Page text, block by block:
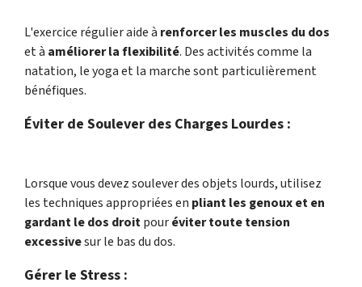
L'exercice régulier aide à renforcer les muscles du dos
et à améliorer la flexibilité. Des activités comme la
natation, le yoga et la marche sont particulièrement
bénéfiques.
Éviter de Soulever des Charges Lourdes :
Lorsque vous devez soulever des objets lourds, utilisez
les techniques appropriées en pliant les genoux et en
gardant le dos droitpouréviter toute tension
excessivesur le bas du dos.
Gérer le Stress :